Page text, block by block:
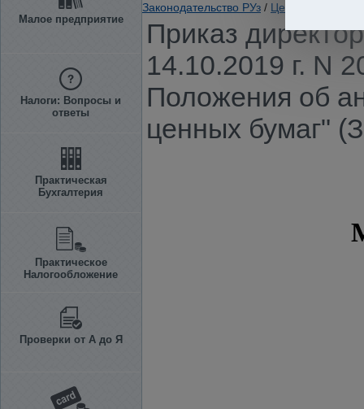
Малое предприятие
Налоги: Вопросы и
ответы
Практическая
Бухгалтерия
Практическое
Налогообложение
Проверки от А до Я
Законодательство РУз / Ценные бумаги.
Приказ
14.10.2019 г. N
Положения об
ценных бумаг"